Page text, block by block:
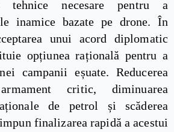
tehnice necesare pentru a
inamice bazate pe drone. În
unui acord diplomatic
opțiunea rațională pentru a
campanii eșuate. Reducerea
critic, diminuarea
de petrol și scăderea
finalizarea rapidă a acestui